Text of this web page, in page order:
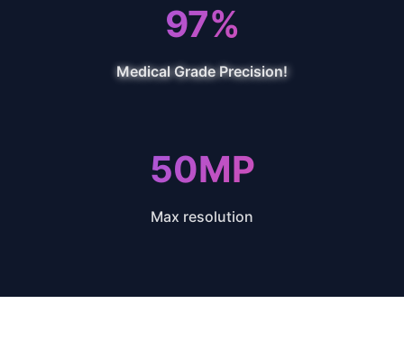
97%
Medical Grade Precision!
50MP
Max resolution